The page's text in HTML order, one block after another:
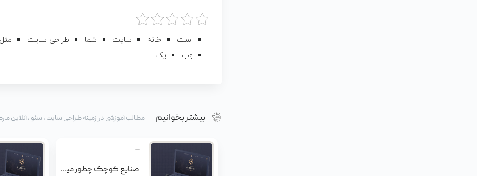
است خانه سایت شما طراحی سایت مثل
وب
یک
بیشتر بخوانیم مطالب آموزشی در زمینه طراحی سایت ، سئو ، آنلاین
صنایع کوچک چطور میتوانند از سایتهایشان در رقابت بهره ببرند؟